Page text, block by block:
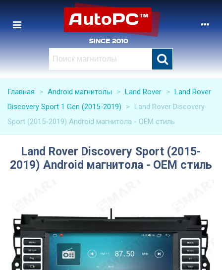
Главная > Android магнитолы > Land Rover > Land Rover
Discovery Sport 1 Gen (2015-2019)
> Land Rover Discovery
Sport (2015-2019) Android магнитола - OEM стиль
Land Rover Discovery Sport (2015-
2019) Android магнитола - OEM стиль